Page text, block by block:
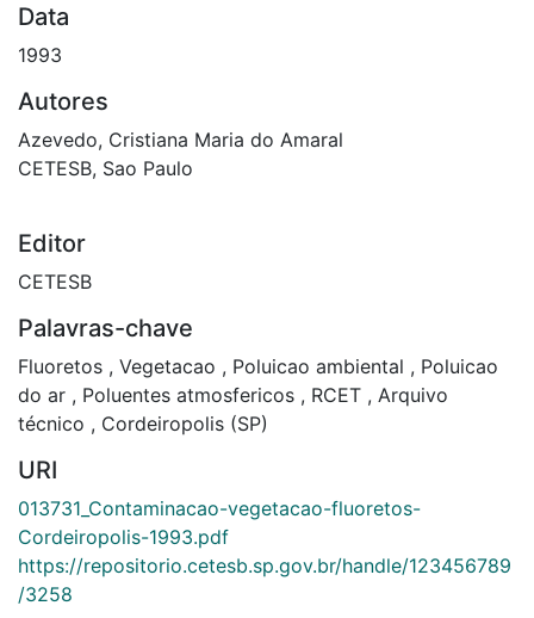
Data
1993
Autores
Azevedo, Cristiana Maria do Amaral
CETESB, Sao Paulo
Editor
CETESB
Palavras-chave
Fluoretos , Vegetacao , Poluicao ambiental , Poluicao
do ar , Poluentes atmosfericos , RCET , Arquivo
técnico , Cordeiropolis (SP)
URI
013731_Contaminacao-vegetacao-fluoretos-
Cordeiropolis-1993.pdf
https://repositorio.cetesb.sp.gov.br/handle/123456789
/3258